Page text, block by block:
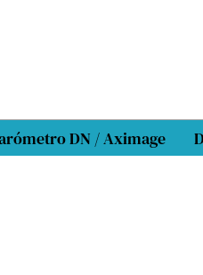
DN / Aximage